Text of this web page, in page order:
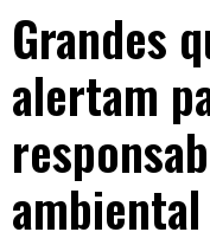
Grandes
alertam